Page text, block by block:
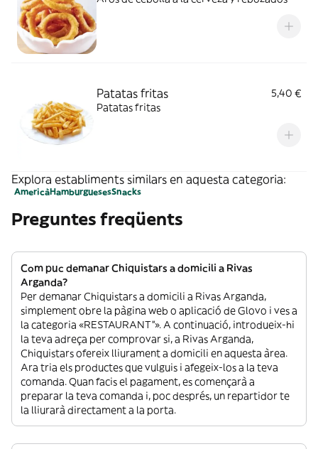
Patatas fritas
5,40 €
Patatas fritas
Explora establiments similars en aquesta categoria:
AmericàHamburguesesSnacks
Preguntes freqüents
Com puc demanar Chiquistars a domicili a Rivas
Arganda?
Per demanar Chiquistars a domicili a Rivas Arganda,
simplement obre la pàgina web o aplicació de Glovo i ves a
la categoria «RESTAURANT”». A continuació, introdueix-hi
la teva adreça per comprovar si, a Rivas Arganda,
Chiquistars ofereix lliurament a domicili en aquesta àrea.
Ara tria els productes que vulguis i afegeix-los a la teva
comanda. Quan facis el pagament, es començarà a
preparar la teva comanda i, poc després, un repartidor te
la lliurarà directament a la porta.